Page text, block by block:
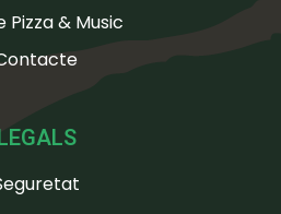
Pizza & Music